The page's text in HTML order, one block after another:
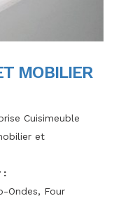
MOBILIER
Cuisimeuble
et
:
Ondes, Four